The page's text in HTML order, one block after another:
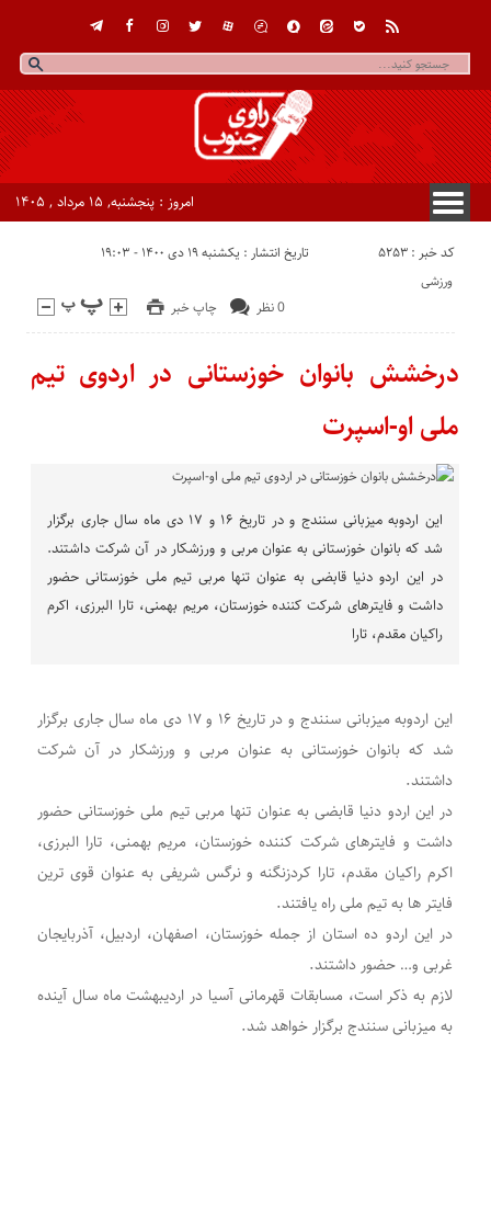
امروز : پنجشنبه, ۱۵ مرداد , ۱۴۰۵
کد خبر : 5253 تاریخ انتشار : یکشنبه ۱۹ دی ۱۴۰۰ - ۱۹:۰۳
چاپ خبر 0 نظر
ورزشی
درخشش بانوان خوزستانی در اردوی تیم
ملی او-اسپرت
این اردو‌به میزبانی سنندج و در تاریخ ۱۶ و ۱۷ دی ماه سال جاری برگزار
شد که بانوان خوزستانی به عنوان مربی و ورزشکار در آن شرکت داشتند.
در این اردو دنیا قابضی به عنوان تنها مربی تیم ملی خوزستانی حضور
داشت و فایترهای شرکت کننده خوزستان، مریم بهمنی، تارا البرزی، اکرم
راکیان مقدم، تارا
این اردو‌به میزبانی سنندج و در تاریخ ۱۶ و ۱۷ دی ماه سال جاری برگزار
شد که بانوان خوزستانی به عنوان مربی و ورزشکار در آن شرکت
داشتند.
در این اردو دنیا قابضی به عنوان تنها مربی تیم ملی خوزستانی حضور
داشت و فایترهای شرکت کننده خوزستان، مریم بهمنی، تارا البرزی،
اکرم راکیان مقدم، تارا کردزنگنه و نرگس شریفی به عنوان قوی ترین
فایتر ها به تیم ملی راه یافتند.
در این اردو ده استان از جمله خوزستان، اصفهان، اردبیل، آذربایجان
غربی و… حضور داشتند.
لازم به ذکر است، مسابقات قهرمانی آسیا در اردیبهشت ماه سال آینده
به میزبانی سنندج برگزار خواهد شد.